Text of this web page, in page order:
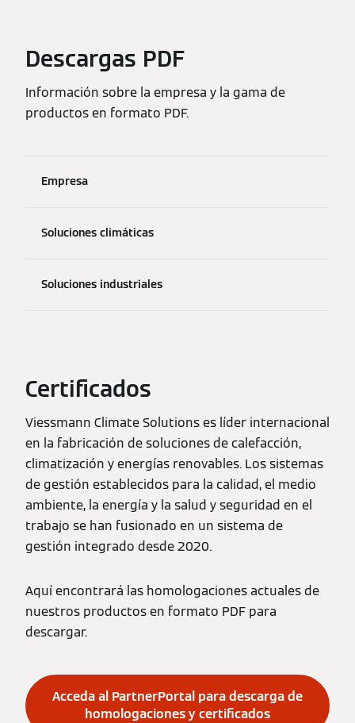
Descargas PDF
Información sobre la empresa y la gama de
productos en formato PDF.
Empresa
Soluciones climáticas
Soluciones industriales
Certificados
Viessmann Climate Solutions es líder internacional
en la fabricación de soluciones de calefacción,
climatización y energías renovables. Los sistemas
de gestión establecidos para la calidad, el medio
ambiente, la energía y la salud y seguridad en el
trabajo se han fusionado en un sistema de
gestión integrado desde 2020.
Aquí­ encontrará las homologaciones actuales de
nuestros productos en formato PDF para
descargar.
Acceda al PartnerPortal para descarga de
homologaciones y certificados